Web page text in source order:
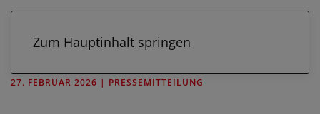
Zum Hauptinhalt springen
27. FEBRUAR 2026 | PRESSEMITTEILUNG